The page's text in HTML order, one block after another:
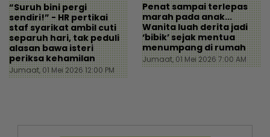
“Suruh bini pergi
sendiri!” - HR pertikai
staf syarikat ambil cuti
separuh hari, tak peduli
alasan bawa isteri
periksa kehamilan
Jumaat, 01 Mei 2026 12:00 PM
Penat sampai terlepas
marah pada anak...
Wanita luah derita jadi
‘bibik’ sejak mentua
menumpang di rumah
Jumaat, 01 Mei 2026 7:00 AM